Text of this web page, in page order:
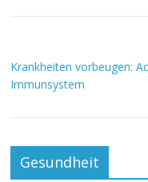
Krankheiten vorbeugen:
Immunsystem
Gesundheit